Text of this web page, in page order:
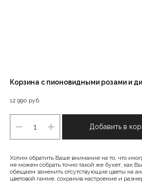
Корзина с пионовидными розами и
12 990 руб.
Добавить в
Хотим обратить Ваше внимание на то, что
не можем собрать точно такой же букет, как
обещаем заменить отсутствующие цветы на
цветовой гамме, сохранив настроение и